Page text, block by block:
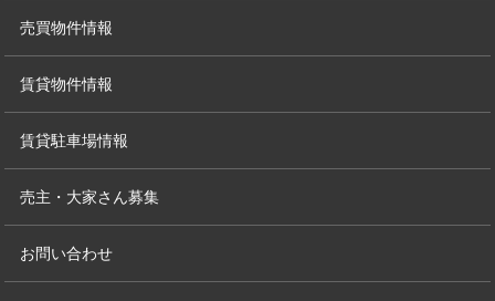
売買物件情報
賃貸物件情報
賃貸駐車場情報
売主・大家さん募集
お問い合わせ